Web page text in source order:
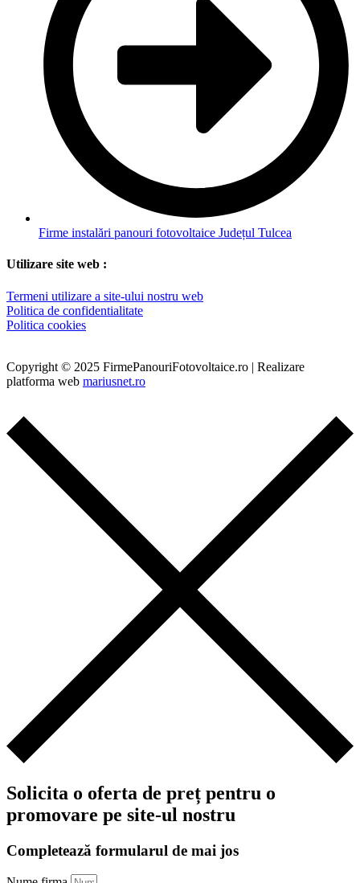
Firme instalări panouri fotovoltaice Județul Tulcea
Utilizare site web :
Termeni utilizare a site-ului nostru web
Politica de confidentialitate
Politica cookies
Copyright © 2025 FirmePanouriFotovoltaice.ro | Realizare
platforma web mariusnet.ro
Solicita o oferta de preț pentru o
promovare pe site-ul nostru
Completează formularul de mai jos